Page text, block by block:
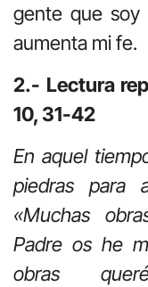
gente que soy
aumenta mi fe.
2.- Lectura
10, 31-42
En aquel
piedras para
«Muchas
Padre os he
obras